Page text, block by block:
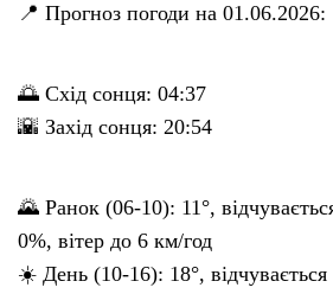
📍 Прогноз погоди на 01.06.2026:
🌅 Схід сонця: 04:37
🌇 Захід сонця: 20:54
🌄 Ранок (06-10): 11°,
0%, вітер до 6 км/год
☀️ День (10-16): 18°, відчувається